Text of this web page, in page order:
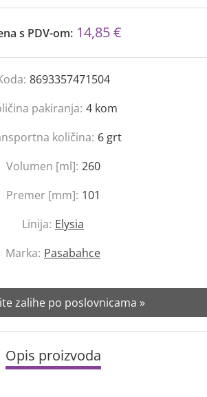
s PDV-om: 14,85 €
8693357471504
pakiranja: 4 kom
količina: 6 grt
Volumen [ml]: 260
Premer [mm]: 101
Linija: Elysia
Marka: Pasabahce
zalihe po poslovnicama »
Opis proizvoda